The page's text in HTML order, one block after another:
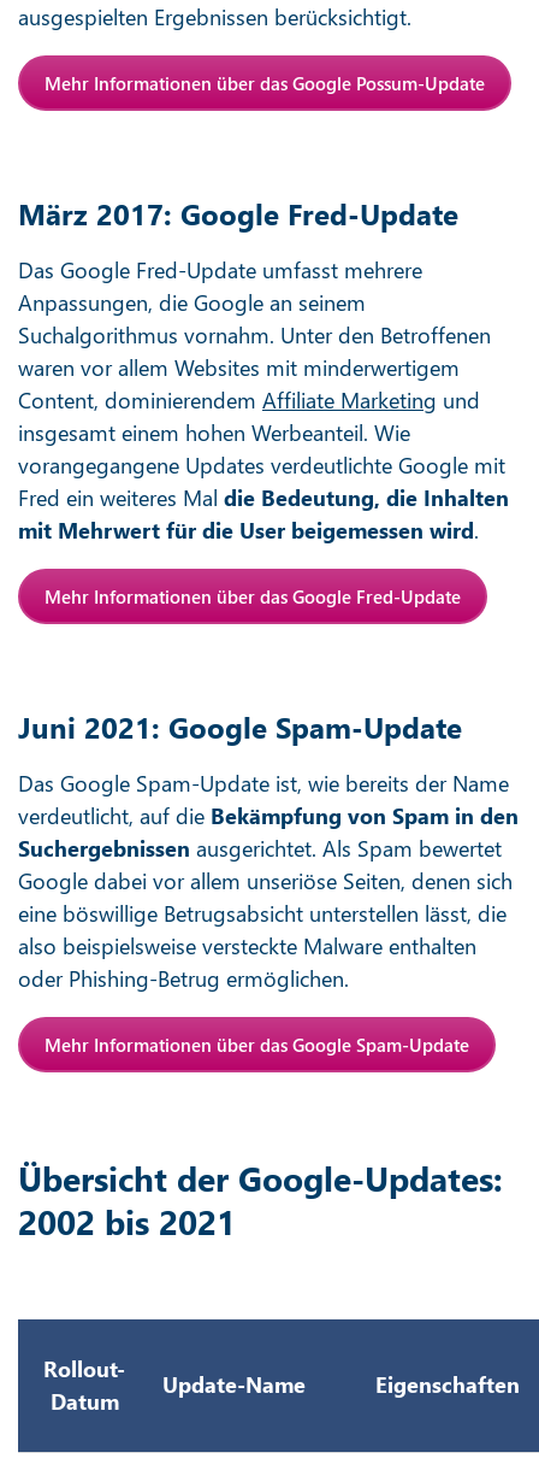
ausgespielten Ergebnissen berücksichtigt.
Mehr Informationen über das Google Possum-Update
März 2017: Google Fred-Update
Das Google Fred-Update umfasst mehrere
Anpassungen, die Google an seinem
Suchalgorithmus vornahm. Unter den Betroffenen
waren vor allem Websites mit minderwertigem
Content, dominierendem Affiliate Marketing und
insgesamt einem hohen Werbeanteil. Wie
vorangegangene Updates verdeutlichte Google mit
Fred ein weiteres Mal die Bedeutung, die Inhalten
mit Mehrwert für die User beigemessen wird.
Mehr Informationen über das Google Fred-Update
Juni 2021: Google Spam-Update
Das Google Spam-Update ist, wie bereits der Name
verdeutlicht, auf die Bekämpfung von Spam in den
Suchergebnissen ausgerichtet. Als Spam bewertet
Google dabei vor allem unseriöse Seiten, denen sich
eine böswillige Betrugsabsicht unterstellen lässt, die
also beispielsweise versteckte Malware enthalten
oder Phishing-Betrug ermöglichen.
Mehr Informationen über das Google Spam-Update
Übersicht der Google-Updates:
2002 bis 2021
Rollout-
Datum
Update-Name Eigenschaften